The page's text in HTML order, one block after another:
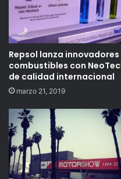
Repsol lanza innovadores
combustibles con
de calidad internacional
marzo 21, 2019